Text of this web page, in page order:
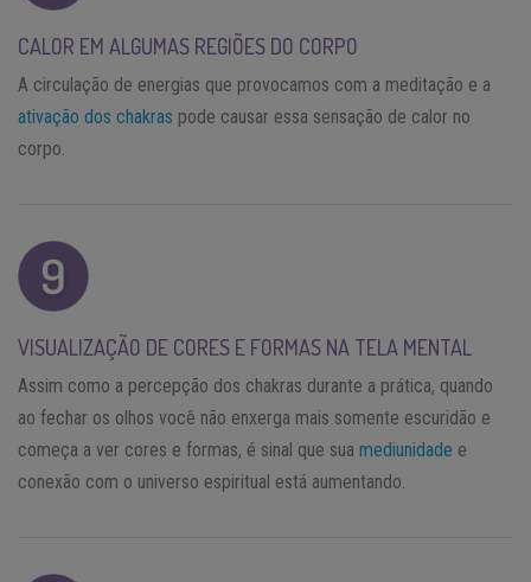
CALOR EM ALGUMAS REGIÕES DO CORPO
A circulação de energias que provocamos com a meditação e a
ativação dos chakras pode causar essa sensação de calor no
corpo.
VISUALIZAÇÃO DE CORES E FORMAS NA TELA MENTAL
Assim como a percepção dos chakras durante a prática, quando
ao fechar os olhos você não enxerga mais somente escuridão e
começa a ver cores e formas, é sinal que sua mediunidade e
conexão com o universo espiritual está aumentando.